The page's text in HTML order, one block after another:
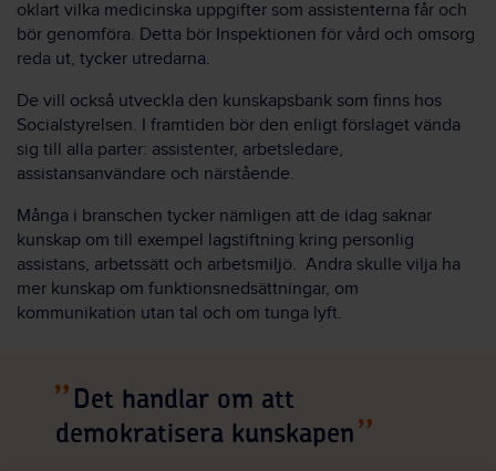
oklart vilka medicinska uppgifter som assistenterna får och
bör genomföra. Detta bör Inspektionen för vård och omsorg
reda ut, tycker utredarna.
De vill också utveckla den kunskapsbank som finns hos
Socialstyrelsen. I framtiden bör den enligt förslaget vända
sig till alla parter: assistenter, arbetsledare,
assistansanvändare och närstående.
Många i branschen tycker nämligen att de idag saknar
kunskap om till exempel lagstiftning kring personlig
assistans, arbetssätt och arbetsmiljö. Andra skulle vilja ha
mer kunskap om funktionsnedsättningar, om
kommunikation utan tal och om tunga lyft.
Det handlar om att
demokratisera kunskapen